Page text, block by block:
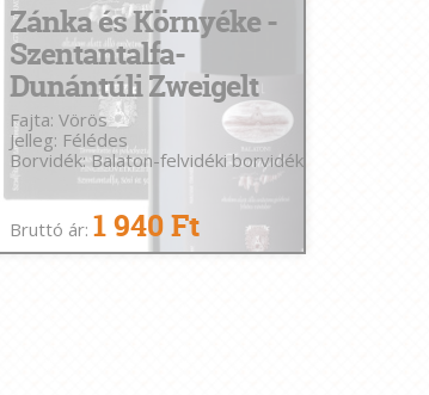
Zánka és Környéke -
Szentantalfa-
Dunántúli Zweigelt
Fajta: Vörös
Jelleg: Félédes
Borvidék: Balaton-felvidéki borvidék
Bruttó ár: 1 940 Ft